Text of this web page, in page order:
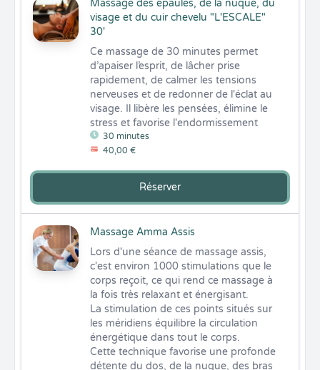
Massage des épaules, de la nuque, du
visage et du cuir chevelu "L'ESCALE"
30'
30 minutes
40,00 €
Ce massage de 30 minutes permet
d’apaiser l’esprit, de lâcher prise
rapidement, de calmer les tensions
nerveuses et de redonner de l'éclat au
visage. Il libère les pensées, élimine le
stress et favorise l'endormissement
Réserver
Massage Amma Assis
Lors d'une séance de massage assis,
c'est environ 1000 stimulations que le
corps reçoit, ce qui rend ce massage à
la fois très relaxant et énergisant.
La stimulation de ces points situés sur
les méridiens équilibre la circulation
énergétique dans tout le corps.
Cette technique favorise une profonde
détente du dos, de la nuque, des bras